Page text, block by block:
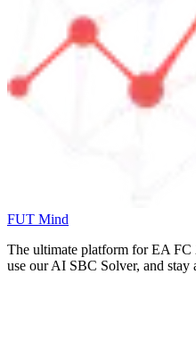
FUT Mind
The ultimate platform for EA FC
use our AI SBC Solver, and stay